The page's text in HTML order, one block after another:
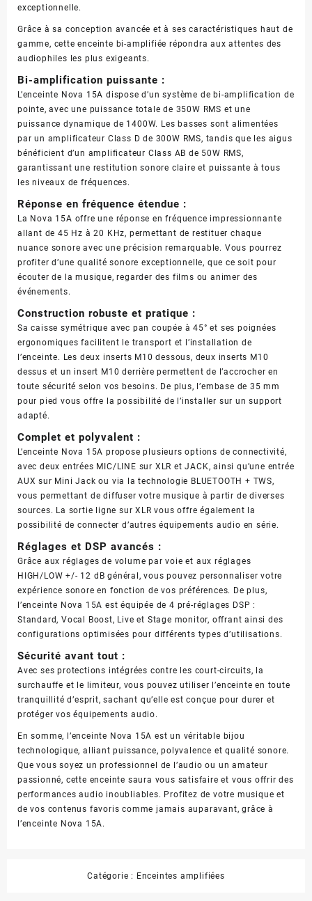
exceptionnelle.
Grâce à sa conception avancée et à ses caractéristiques haut de
gamme, cette enceinte bi-amplifiée répondra aux attentes des
audiophiles les plus exigeants.
Bi-amplification puissante :
L’enceinte Nova 15A dispose d’un système de bi-amplification de
pointe, avec une puissance totale de 350W RMS et une
puissance dynamique de 1400W. Les basses sont alimentées
par un amplificateur Class D de 300W RMS, tandis que les aigus
bénéficient d’un amplificateur Class AB de 50W RMS,
garantissant une restitution sonore claire et puissante à tous
les niveaux de fréquences.
Réponse en fréquence étendue :
La Nova 15A offre une réponse en fréquence impressionnante
allant de 45 Hz à 20 KHz, permettant de restituer chaque
nuance sonore avec une précision remarquable. Vous pourrez
profiter d’une qualité sonore exceptionnelle, que ce soit pour
écouter de la musique, regarder des films ou animer des
événements.
Construction robuste et pratique :
Sa caisse symétrique avec pan coupée à 45° et ses poignées
ergonomiques facilitent le transport et l’installation de
l’enceinte. Les deux inserts M10 dessous, deux inserts M10
dessus et un insert M10 derrière permettent de l’accrocher en
toute sécurité selon vos besoins. De plus, l’embase de 35 mm
pour pied vous offre la possibilité de l’installer sur un support
adapté.
Complet et polyvalent :
L’enceinte Nova 15A propose plusieurs options de connectivité,
avec deux entrées MIC/LINE sur XLR et JACK, ainsi qu’une entrée
AUX sur Mini Jack ou via la technologie BLUETOOTH + TWS,
vous permettant de diffuser votre musique à partir de diverses
sources. La sortie ligne sur XLR vous offre également la
possibilité de connecter d’autres équipements audio en série.
Réglages et DSP avancés :
Grâce aux réglages de volume par voie et aux réglages
HIGH/LOW +/- 12 dB général, vous pouvez personnaliser votre
expérience sonore en fonction de vos préférences. De plus,
l’enceinte Nova 15A est équipée de 4 pré-réglages DSP :
Standard, Vocal Boost, Live et Stage monitor, offrant ainsi des
configurations optimisées pour différents types d’utilisations.
Sécurité avant tout :
Avec ses protections intégrées contre les court-circuits, la
surchauffe et le limiteur, vous pouvez utiliser l’enceinte en toute
tranquillité d’esprit, sachant qu’elle est conçue pour durer et
protéger vos équipements audio.
En somme, l’enceinte Nova 15A est un véritable bijou
technologique, alliant puissance, polyvalence et qualité sonore.
Que vous soyez un professionnel de l’audio ou un amateur
passionné, cette enceinte saura vous satisfaire et vous offrir des
performances audio inoubliables. Profitez de votre musique et
de vos contenus favoris comme jamais auparavant, grâce à
l’enceinte Nova 15A.
Catégorie : Enceintes amplifiées